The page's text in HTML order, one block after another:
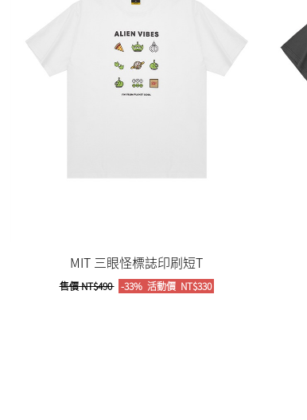
MIT 三眼怪標誌印刷短T
售價NT$490 -33% 活動價NT$330